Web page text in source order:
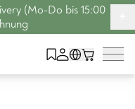
(Mo-Do bis 15:00